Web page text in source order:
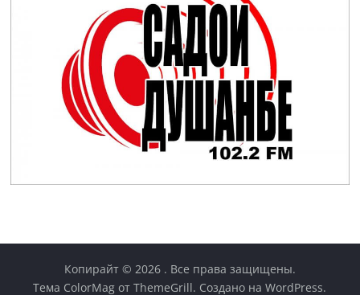
Копирайт © 2026 . Все права защищены.
Тема ColorMag от ThemeGrill. Создано наWordPress.